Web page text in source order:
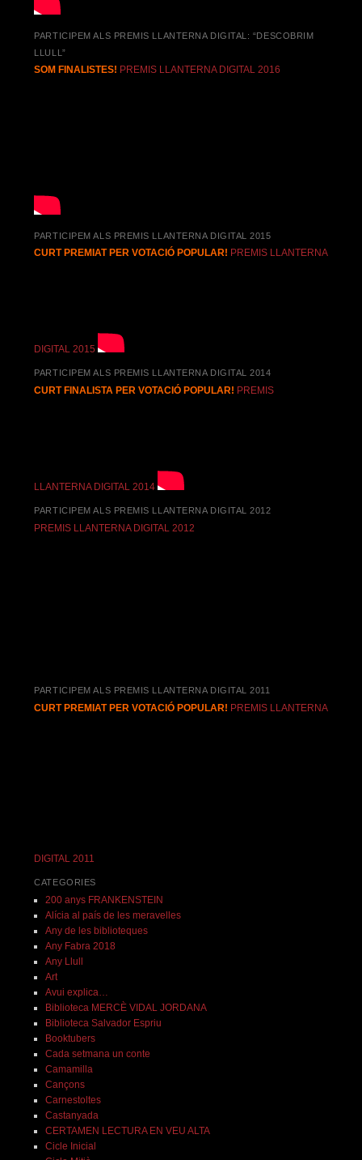
PARTICIPEM ALS PREMIS LLANTERNA DIGITAL: “DESCOBRIM
LLULL”
SOM FINALISTES! PREMIS LLANTERNA DIGITAL 2016
PARTICIPEM ALS PREMIS LLANTERNA DIGITAL 2015
CURT PREMIAT PER VOTACIÓ POPULAR! PREMIS LLANTERNA
DIGITAL 2015
PARTICIPEM ALS PREMIS LLANTERNA DIGITAL 2014
CURT FINALISTA PER VOTACIÓ POPULAR! PREMIS
LLANTERNA DIGITAL 2014
PARTICIPEM ALS PREMIS LLANTERNA DIGITAL 2012
PREMIS LLANTERNA DIGITAL 2012
PARTICIPEM ALS PREMIS LLANTERNA DIGITAL 2011
CURT PREMIAT PER VOTACIÓ POPULAR! PREMIS LLANTERNA
DIGITAL 2011
CATEGORIES
200 anys FRANKENSTEIN
Alícia al país de les meravelles
Any de les biblioteques
Any Fabra 2018
Any Llull
Art
Avui explica…
Biblioteca MERCÈ VIDAL JORDANA
Biblioteca Salvador Espriu
Booktubers
Cada setmana un conte
Camamilla
Cançons
Carnestoltes
Castanyada
CERTAMEN LECTURA EN VEU ALTA
Cicle Inicial